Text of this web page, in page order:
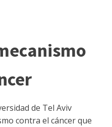
de Tel Aviv
contra el cáncer que